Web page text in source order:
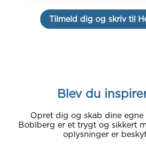
Tilmeld dig og skriv til
Blev du
Opret dig og skab dine egne
Boblberg er et trygt og sikkert
oplysninger er